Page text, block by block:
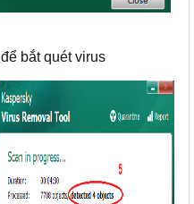
để bắt quét virus